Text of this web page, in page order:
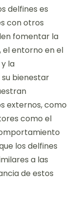
delfines es
con otros
fomentar la
entorno en el
la
bienestar
externos, como
como el
los delfines
a las
de estos